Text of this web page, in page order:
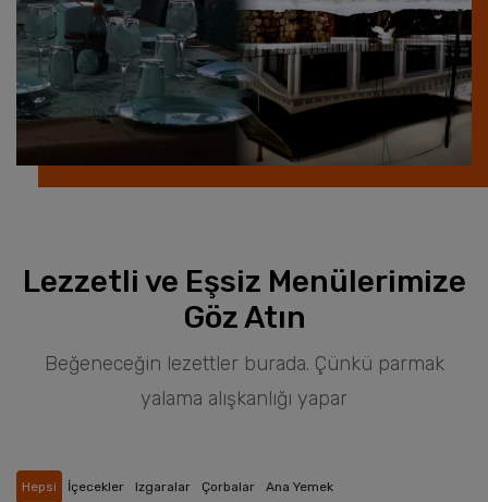
Lezzetli ve Eşsiz Menülerimize
Göz Atın
Beğeneceğin lezettler burada. Çünkü parmak
yalama alışkanlığı yapar
Hepsi İçecekler Izgaralar Çorbalar Ana Yemek